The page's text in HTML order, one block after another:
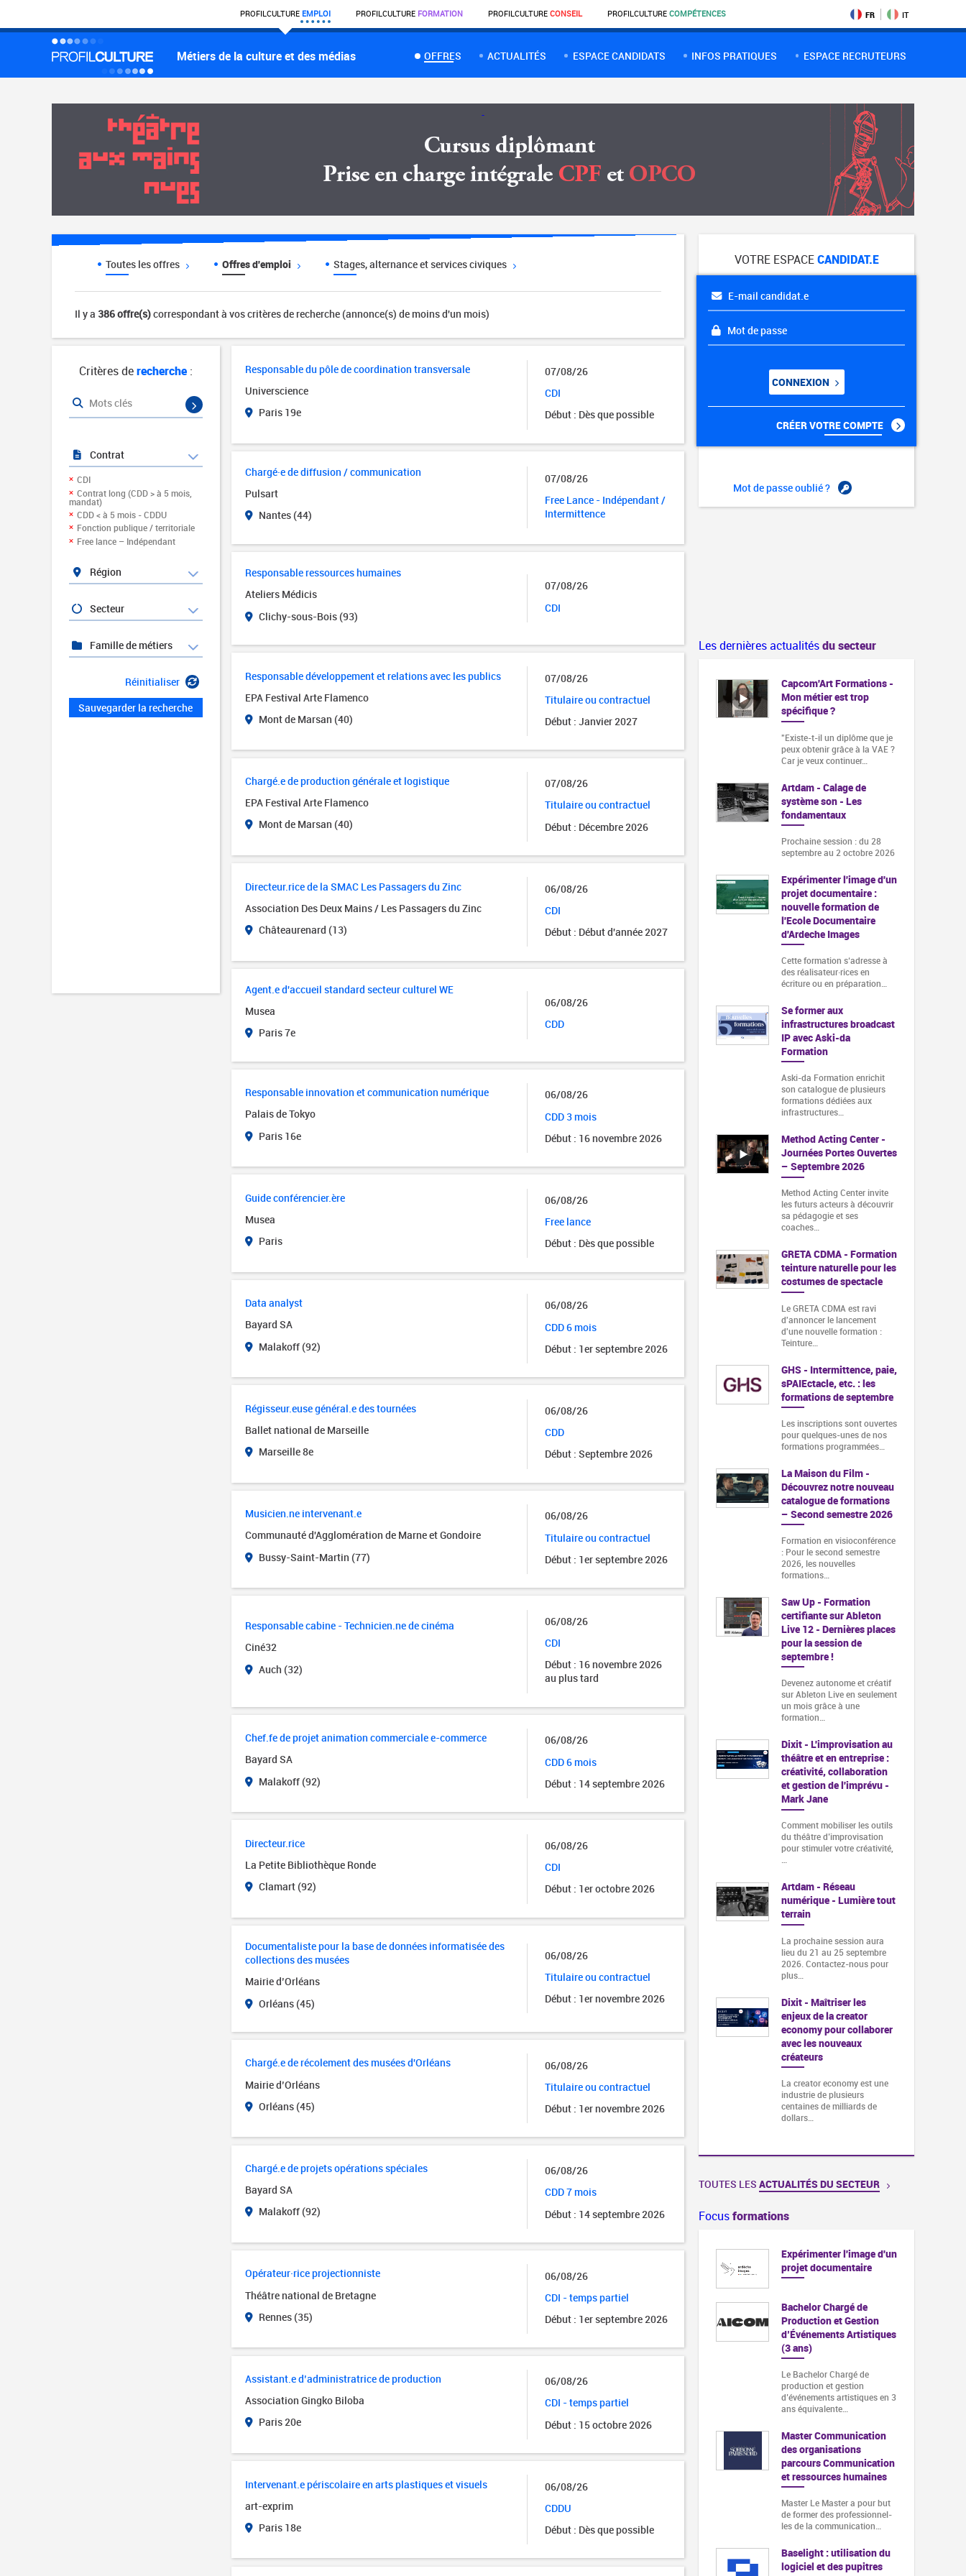
PROFILCULTURE EMPLOI PROFILCULTURE FORMATION PROFILCULTURE CONSEIL PROFILCULTURE COMPÉTENCES FR IT
Métiers de la culture et des médias OFFRES ACTUALITÉS ESPACE CANDIDATS INFOS PRATIQUES ESPACE RECRUTEURS
Toutes les offres Offres d'emploi Stages, alternance et services civiques
Il y a 386 offre(s)correspondant à vos critères de recherche (annonce(s) de moins d'un mois)
Responsable du pôle de coordination transversale
Universcience
Paris 19e
07/08/26
CDI
Début : Dès que possible
Chargé·e de diffusion / communication
Pulsart
Nantes (44)
07/08/26
Free Lance - Indépendant /
Intermittence
Responsable ressources humaines
Ateliers Médicis
Clichy-sous-Bois (93)
07/08/26
CDI
Responsable développement et relations avec les publics
EPA Festival Arte Flamenco
Mont de Marsan (40)
07/08/26
Titulaire ou contractuel
Début : Janvier 2027
Chargé.e de production générale et logistique
EPA Festival Arte Flamenco
Mont de Marsan (40)
07/08/26
Titulaire ou contractuel
Début : Décembre 2026
Directeur.rice de la SMAC Les Passagers du Zinc
Association Des Deux Mains / Les Passagers du Zinc
Châteaurenard (13)
06/08/26
CDI
Début : Début d'année 2027
Agent.e d'accueil standard secteur culturel WE
Musea
Paris 7e
06/08/26
CDD
Responsable innovation et communication numérique
Palais de Tokyo
Paris 16e
06/08/26
CDD 3 mois
Début : 16 novembre 2026
Guide conférencier.ère
Musea
Paris
06/08/26
Free lance
Début : Dès que possible
Data analyst
Bayard SA
Malakoff (92)
06/08/26
CDD 6 mois
Début : 1er septembre 2026
Régisseur.euse général.e des tournées
Ballet national de Marseille
Marseille 8e
06/08/26
CDD
Début : Septembre 2026
Musicien.ne intervenant.e
Communauté d'Agglomération de Marne et Gondoire
Bussy-Saint-Martin (77)
06/08/26
Titulaire ou contractuel
Début : 1er septembre 2026
Responsable cabine - Technicien.ne de cinéma
Ciné32
Auch (32)
06/08/26
CDI
Début : 16 novembre 2026
au plus tard
Chef.fe de projet animation commerciale e-commerce
Bayard SA
Malakoff (92)
06/08/26
CDD 6 mois
Début : 14 septembre 2026
Directeur.rice
La Petite Bibliothèque Ronde
Clamart (92)
06/08/26
CDI
Début : 1er octobre 2026
Documentaliste pour la base de données informatisée des
collections des musées
Mairie d’Orléans
Orléans (45)
06/08/26
Titulaire ou contractuel
Début : 1er novembre 2026
Chargé.e de récolement des musées d'Orléans
Mairie d’Orléans
Orléans (45)
06/08/26
Titulaire ou contractuel
Début : 1er novembre 2026
Chargé.e de projets opérations spéciales
Bayard SA
Malakoff (92)
06/08/26
CDD 7 mois
Début : 14 septembre 2026
Opérateur·rice projectionniste
Théâtre national de Bretagne
Rennes (35)
06/08/26
CDI - temps partiel
Début : 1er septembre 2026
Assistant.e d’administratrice de production
Association Gingko Biloba
Paris 20e
06/08/26
CDI - temps partiel
Début : 15 octobre 2026
Intervenant.e périscolaire en arts plastiques et visuels
art-exprim
Paris 18e
06/08/26
CDDU
Début : Dès que possible
Critères derecherche:
Mots clés
Contrat
CDI
Contrat long (CDD > à 5 mois,
mandat)
CDD < à 5 mois - CDDU
Fonction publique / territoriale
Free lance – Indépendant
Région
Secteur
Famille de métiers
Réinitialiser
Sauvegarder la recherche
VOTRE ESPACECANDIDAT.E
E-mail candidat.e
Mot de passe
CONNEXION
CRÉER VOTRE COMPTE
Mot de passe oublié ?
Les dernières actualitésdu secteur
Capcom'Art Formations -
Mon métier est trop
spécifique ?
"Existe-t-il un diplôme que je
peux obtenir grâce à la VAE ?
Car je veux continuer…
Artdam - Calage de
système son - Les
fondamentaux
Prochaine session : du 28
septembre au 2 octobre 2026
Expérimenter l'image d'un
projet documentaire :
nouvelle formation de
l'Ecole Documentaire
d'Ardeche Images
Cette formation s‘adresse à
des réalisateur·rices en
écriture ou en préparation…
Se former aux
infrastructures broadcast
IP avec Aski-da
Formation
Aski-da Formation enrichit
son catalogue de plusieurs
formations dédiées aux
infrastructures…
Method Acting Center -
Journées Portes Ouvertes
– Septembre 2026
Method Acting Center invite
les futurs acteurs à découvrir
sa pédagogie et ses
coaches…
GRETA CDMA - Formation
teinture naturelle pour les
costumes de spectacle
Le GRETA CDMA est ravi
d'annoncer le lancement
d'une nouvelle formation :
Teinture…
GHS - Intermittence, paie,
sPAIEctacle, etc. : les
formations de septembre
Les inscriptions sont ouvertes
pour quelques-unes de nos
formations programmées…
La Maison du Film -
Découvrez notre nouveau
catalogue de formations
– Second semestre 2026
Formation en visioconférence
: Pour le second semestre
2026, les nouvelles
formations…
Saw Up - Formation
certifiante sur Ableton
Live 12 - Dernières places
pour la session de
septembre !
Devenez autonome et créatif
sur Ableton Live en seulement
un mois grâce à une
formation…
Dixit - L'improvisation au
théâtre et en entreprise :
créativité, collaboration
et gestion de l'imprévu -
Mark Jane
Comment mobiliser les outils
du théâtre d’improvisation
pour stimuler votre créativité,
…
Artdam - Réseau
numérique - Lumière tout
terrain
La prochaine session aura
lieu du 21 au 25 septembre
2026. Contactez-nous pour
plus…
Dixit - Maîtriser les
enjeux de la creator
economy pour collaborer
avec les nouveaux
créateurs
La creator economy est une
industrie de plusieurs
centaines de milliards de
dollars…
TOUTES LES ACTUALITÉS DU SECTEUR
Focusformations
Expérimenter l'image d'un
projet documentaire
Bachelor Chargé de
Production et Gestion
d’Événements Artistiques
(3 ans)
Le Bachelor Chargé de
production et gestion
d’événements artistiques en 3
ans équivalente…
Master Communication
des organisations
parcours Communication
et ressources humaines
Master Le Master a pour but
de former des professionnel-
les de la communication…
Baselight : utilisation du
logiciel et des pupitres